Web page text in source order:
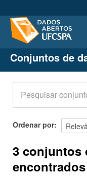
Conjuntos de
Organizações
Grupos
Sobre
Conjuntos de
Ordenar por
3 conjuntos
encontrados